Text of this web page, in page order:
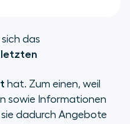
sich das
letzten
hat. Zum einen, weil
sowie Informationen
dadurch Angebote